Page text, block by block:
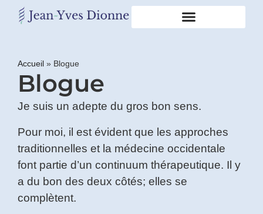
Accueil » Blogue
Blogue
Je suis un adepte du gros bon sens.
Pour moi, il est évident que les approches
traditionnelles et la médecine occidentale
font partie d’un continuum thérapeutique. Il y
a du bon des deux côtés; elles se
complètent.
en
contact
Obtenez
mon
pdf
GRAS,
MAUVAIS
GRAS"
en